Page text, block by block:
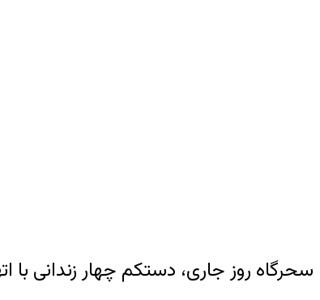
سحرگاه روز جاری، دستکم چهار زندانی با